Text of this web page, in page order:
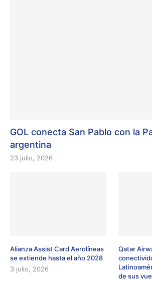
GOL conecta San Pablo con la
argentina
23 julio, 2026
Alianza Assist Card Aerolíneas
se extiende hasta el año 2028
3 julio, 2026
Qatar
de sus